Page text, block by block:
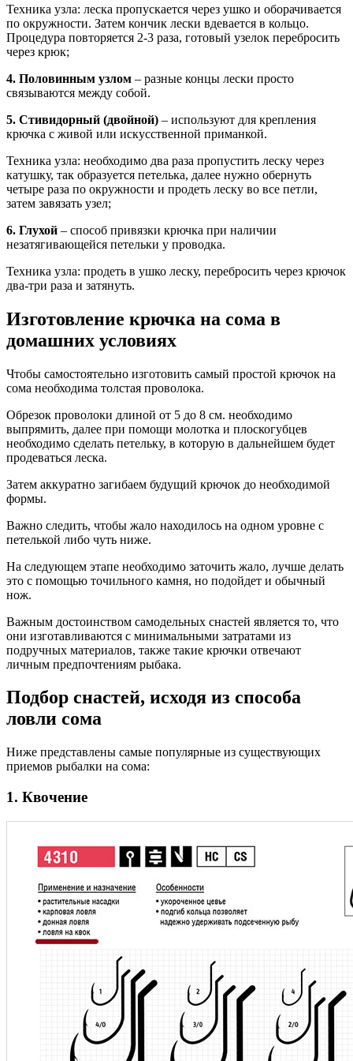
Техника узла: леска пропускается через ушко и оборачивается
по окружности. Затем кончик лески вдевается в кольцо.
Процедура повторяется 2-3 раза, готовый узелок перебросить
через крюк;
4. Половинным узлом – разные концы лески просто
связываются между собой.
5. Стивидорный (двойной) – используют для крепления
крючка с живой или искусственной приманкой.
Техника узла: необходимо два раза пропустить леску через
катушку, так образуется петелька, далее нужно обернуть
четыре раза по окружности и продеть леску во все петли,
затем завязать узел;
6. Глухой – способ привязки крючка при наличии
незатягивающейся петельки у проводка.
Техника узла: продеть в ушко леску, перебросить через крючок
два-три раза и затянуть.
Изготовление крючка на сома в
домашних условиях
Чтобы самостоятельно изготовить самый простой крючок на
сома необходима толстая проволока.
Обрезок проволоки длиной от 5 до 8 см. необходимо
выпрямить, далее при помощи молотка и плоскогубцев
необходимо сделать петельку, в которую в дальнейшем будет
продеваться леска.
Затем аккуратно загибаем будущий крючок до необходимой
формы.
Важно следить, чтобы жало находилось на одном уровне с
петелькой либо чуть ниже.
На следующем этапе необходимо заточить жало, лучше делать
это с помощью точильного камня, но подойдет и обычный
нож.
Важным достоинством самодельных снастей является то, что
они изготавливаются с минимальными затратами из
подручных материалов, также такие крючки отвечают
личным предпочтениям рыбака.
Подбор снастей, исходя из способа
ловли сома
Ниже представлены самые популярные из существующих
приемов рыбалки на сома:
1. Квочение